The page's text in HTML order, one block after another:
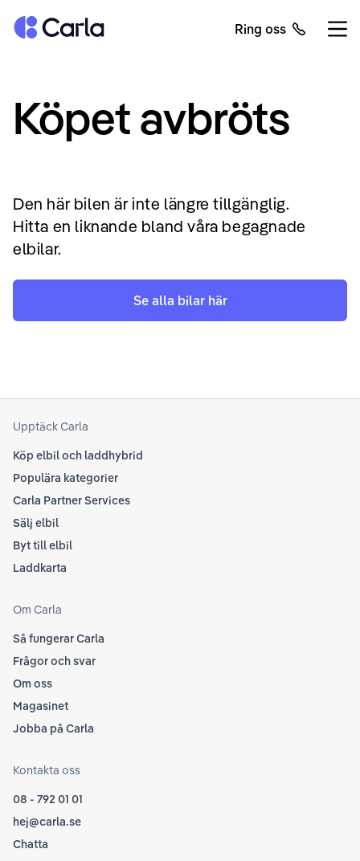
Tillbaka till startsidan Ring oss
Köpet avbröts
Den här bilen är inte längre tillgänglig.
Hitta en liknande bland våra begagnade
elbilar.
Se alla bilar här
Upptäck Carla
Köp elbil och laddhybrid
Populära kategorier
Carla Partner Services
Sälj elbil
Byt till elbil
Laddkarta
Om Carla
Så fungerar Carla
Frågor och svar
Om oss
Magasinet
Jobba på Carla
Kontakta oss
08 - 792 01 01
hej@carla.se
Chatta